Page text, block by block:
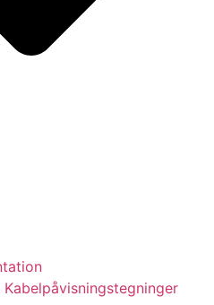
Kabelpåvisningstegninger